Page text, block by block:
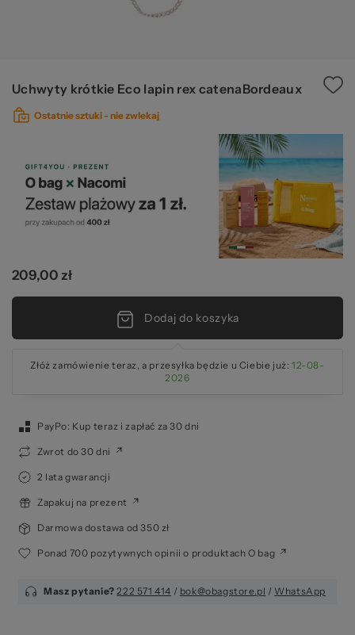
Uchwyty krótkie Eco lapin rex catenaBordeaux
Ostatnie sztuki - nie zwlekaj
209,00 zł
Dodaj do koszyka
Złóż zamówienie teraz, a przesyłka będzie u Ciebie już: 12-08-
2026
PayPo: Kup teraz i zapłać za 30 dni
Zwrot do 30 dni
2 lata gwarancji
Zapakuj na prezent
Darmowa dostawa od 350 zł
Ponad 700 pozytywnych opinii o produktach O bag
Masz pytanie? 222 571 414 / bok@obagstore.pl / WhatsApp